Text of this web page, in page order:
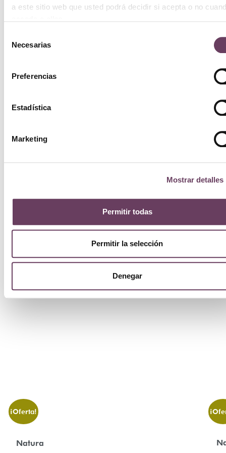
a este sitio web que usted podrá decidir si acepta o no
Necesarias
Preferencias
Estadística
Marketing
Mostrar detalles
Permitir todas
Permitir la selección
Denegar
¡Oferta!
Natura